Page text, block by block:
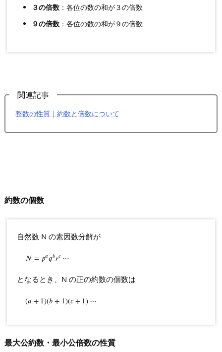
整
商・
余
リ
の
互
法・
次
方
３の倍数 ：各位の数の和が３の倍数
９の倍数 ：各位の数の和が９の倍数
関連記事
整数の性質｜約数と倍数について
約数の個数
自然数 N の素因数分解が
𝑁 = 𝑝𝑎𝑞𝑏𝑟𝑐 ⋯
N= pa qbrc⋯
となるとき、N の正の約数の個数は
(𝑎 + 1)(𝑏 + 1)(𝑐 + 1)⋯
(a +1)(b+1 )(c+1)⋯
最大公約数・最小公倍数の性質